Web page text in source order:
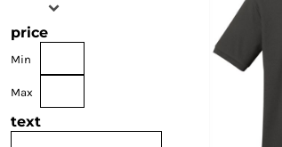
price
Min
Max
text
DESIGNS
DESIGNS
OFFERTE
OVER ONS
OVER ONS